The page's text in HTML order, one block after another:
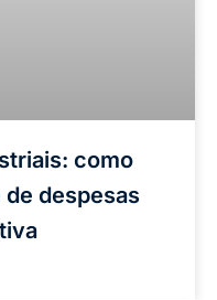
como
despesas